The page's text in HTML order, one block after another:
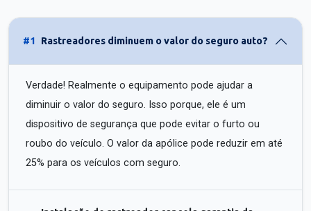
#1 Rastreadores diminuem o valor do seguro auto?
Verdade! Realmente o equipamento pode ajudar a
diminuir o valor do seguro. Isso porque, ele é um
dispositivo de segurança que pode evitar o furto ou
roubo do veículo. O valor da apólice pode reduzir em até
25% para os veículos com seguro.